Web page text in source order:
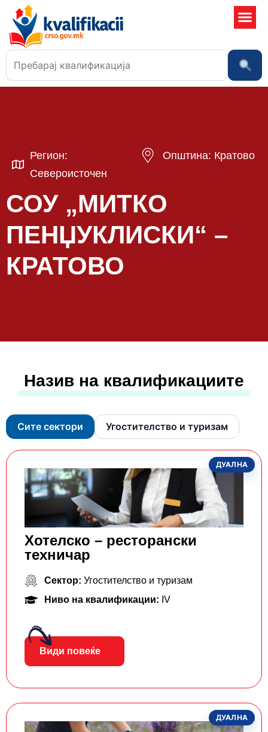
Регион:
Североисточен
Општина: Кратово
СОУ „МИТКО
ПЕНЏУКЛИСКИ“ –
КРАТОВО
Назив на квалификациите
Сите сектори Угостителство и туризам
ДУАЛНА
Хотелско – ресторански
техничар
Сектор: Угостителство и туризам
Ниво на квалификации: IV
Види повеќе
ДУАЛНА